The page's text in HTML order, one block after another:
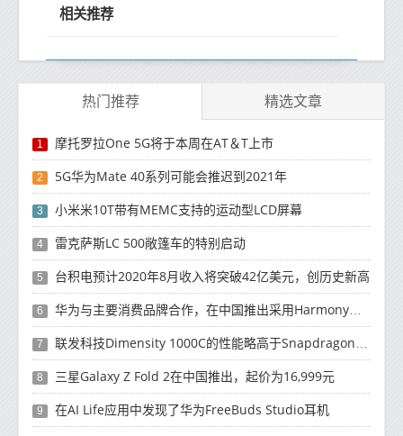
相关推荐
热门推荐 精选文章
1 摩托罗拉One 5G将于本周在AT＆T上市
2 5G华为Mate 40系列可能会推迟到2021年
3 小米米10T带有MEMC支持的运动型LCD屏幕
4 雷克萨斯LC 500敞篷车的特别启动
5 台积电预计2020年8月收入将突破42亿美元，创历史新高
6 华为与主要消费品牌合作，在中国推出采用HarmonyOS 2.0的智能家居产品
7 联发科技Dimensity 1000C的性能略高于Snapdragon 765G
8 三星Galaxy Z Fold 2在中国推出，起价为16,999元
9 在AI Life应用中发现了华为FreeBuds Studio耳机